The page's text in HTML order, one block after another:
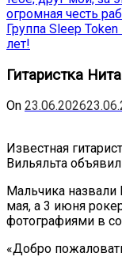
огромная честь
Группа Sleep
лет!
Гитаристка
On 23.06.2026
Известная
Вильяльта
Мальчика
мая, а 3 июня
фотографиями в
«Добро